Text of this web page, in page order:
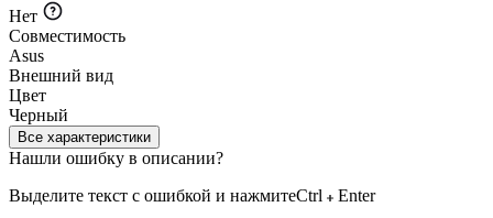
Нет
Совместимость
Asus
Внешний вид
Цвет
Черный
Все характеристики
Нашли ошибку в описании?
Выделите текст с ошибкой и нажмитеCtrl Enter